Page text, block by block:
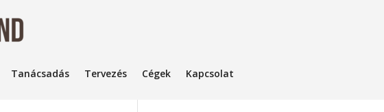
Tanácsadás Tervezés Cégek Kapcsolat